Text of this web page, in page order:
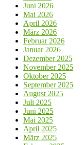
Juni 2026
Mai 2026
April 2026
März 2026
Februar 2026
Januar 2026
Dezember 2025
November 2025
Oktober 2025
September 2025
August 2025
Juli 2025
Juni 2025
Mai 2025
April 2025
März 2025